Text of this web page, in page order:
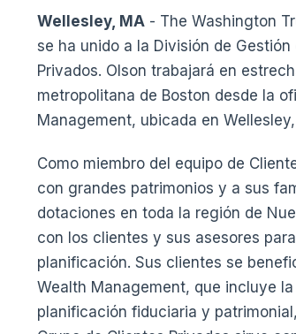
Wellesley, MA - The Washington
se ha unido a la División de
Privados. Olson trabajará en
metropolitana de Boston desde la
Management, ubicada en
Como miembro del equipo de
con grandes patrimonios y a sus
dotaciones en toda la región de
con los clientes y sus asesores
planificación. Sus clientes se
Wealth Management, que incluye
planificación fiduciaria y